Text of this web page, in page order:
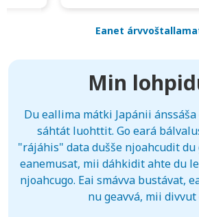
Eanet
Min
Du eallima mátki Japánii
sáhtát luohttit. Go eará
"rájáhis" data dušše njoahcudit
eanemusat, mii dáhkidit ahte du
njoahcugo. Eai smávva bustávat,
nu geavvá, mii divvut